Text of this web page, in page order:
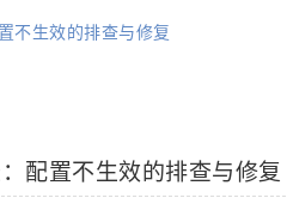
不生效的排查与修复
配置不生效的排查与修复